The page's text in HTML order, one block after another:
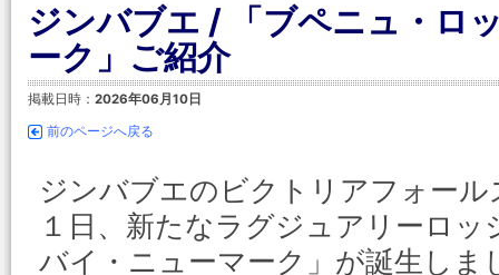
ジンバブエ / 「ブペニュ・ロ
ーク」ご紹介
掲載日時： 2026年06月10日
前のページへ戻る
ジンバブエのビクトリアフォー
１日、新たなラグジュアリーロ
バイ・ニューマーク」が誕生しま